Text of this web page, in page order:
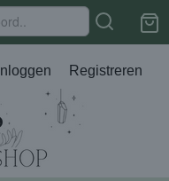
Inloggen Registreren